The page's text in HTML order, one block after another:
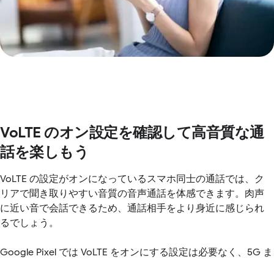
VoLTE のオン設定を確認して高音質な通
話を楽しもう
VoLTE の設定がオンになっているスマホ同士の通話では、ク
リアで聞き取りやすい音質の音声通話を体感できます。肉声
に近い音で会話できるため、通話相手をより身近に感じられ
るでしょう。
Google Pixel では VoLTE をオンにする設定は必要なく、5G ま